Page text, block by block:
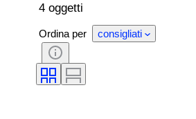
4 oggetti
Ordina per consigliati